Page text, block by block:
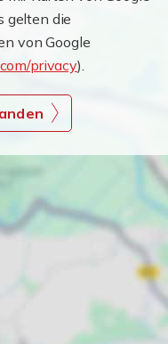
gelten die
von Google
privacy).